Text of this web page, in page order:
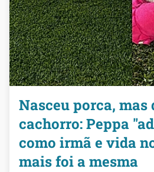
Nasceu porca, mas
cachorro: Peppa
como irmã e vida
mais foi a mesma